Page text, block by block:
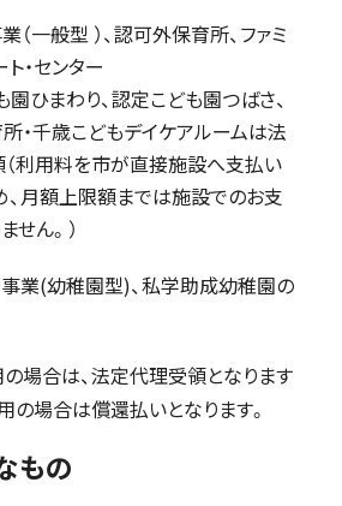
（一般型 ）、認可外保育所、ファミ
ト・センター
園ひまわり、認定こども園つばさ、
・千歳こどもデイケアルームは法
利用料を市が直接施設へ支払い
、月額上限額までは施設でのお支
せん。）
事業(幼稚園型)、私学助成幼稚園の
場合は、法定代理受領となります
の場合は償還払いとなります。
もの